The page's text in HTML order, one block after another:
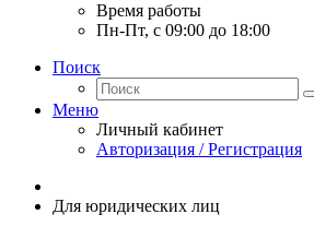
Время работы
Пн-Пт, с 09:00 до 18:00
Поиск
Меню
Личный кабинет
Авторизация / Регистрация
Для юридических лиц